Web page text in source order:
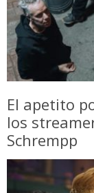
El apetito
los
Schrempp